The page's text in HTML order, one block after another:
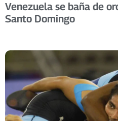
Venezuela se baña de
Santo Domingo